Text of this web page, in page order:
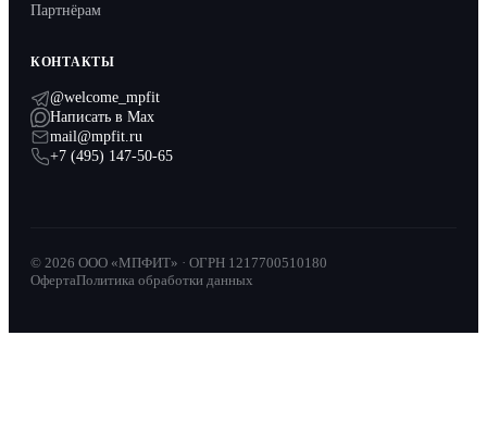
Партнёрам
КОНТАКТЫ
@welcome_mpfit
Написать в Max
mail@mpfit.ru
+7 (495) 147-50-65
© 2026 ООО «МПФИТ» · ОГРН 1217700510180
ОфертаПолитика обработки данных